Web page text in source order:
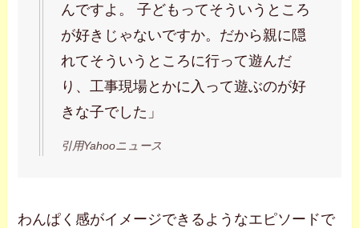
んですよ。 子どもってそういうところ
が好きじゃないですか。だから親に隠
れてそういうところに行って遊んだ
り、工事現場とかに入って遊ぶのが好
きな子でした」
引用Yahooニュース
わんぱく感がイメージできるようなエピソードで